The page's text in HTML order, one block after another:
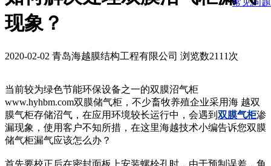
现象？
2020-02-02 青岛海越膜结构工程有限公司 浏览数2111次
当前较为绿色节能环保设备之一的双膜沼气柜
www.hyhbm.com双膜储气柜，不少畜牧养殖企业采用海 越双
膜气柜存储沼气，在应用环境较长运行中，会遇到 双膜气柜渗
漏现象，使用客户不知所措，在这里海越技术小编告诉您双膜
储气柜漏气应该怎么办？
首先要校正后在密封面板上安装螺栓孔时，由于预制误差，角